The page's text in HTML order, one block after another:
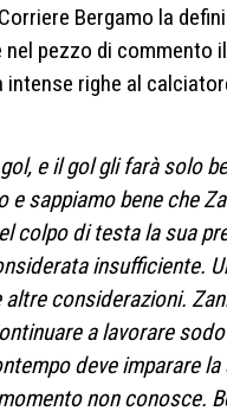
Bergamo la
nel pezzo di commento
intense righe al
e il gol gli farà solo
e sappiamo bene che
colpo di testa la sua
insufficiente.
considerazioni.
a lavorare
deve imparare la
non conosce.